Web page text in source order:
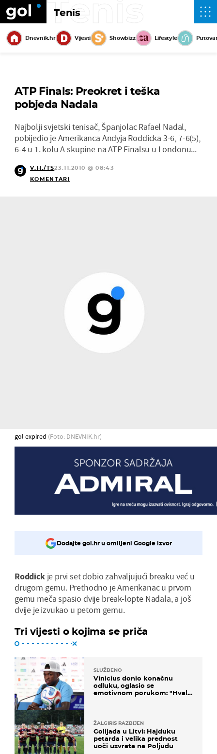
Tenis
Tenis
Dnevnik.hr Vijesti Showbizz Lifestyle
ATP Finals: Preokret i teška
pobjeda Nadala
Najbolji svjetski tenisač, Španjolac Rafael Nadal,
pobijedio je Amerikanca Andyja Roddicka 3-6, 7-6(5),
6-4 u 1. kolu A skupine na ATP Finalsu u Londonu...
V.H./TS23.11.2010 @ 08:43
KOMENTARI
gol expired (Foto: DNEVNIK.hr)
Dodajte gol.hr u omiljeni Google izvor
Roddickje prvi set dobio zahvaljujući breaku već u
drugom gemu. Prethodno je Amerikanac u prvom
gemu meča spasio dvije break-lopte Nadala, a još
dvije je izvukao u petom gemu.
Tri vijesti o kojima se priča
SLUŽBENO
Vinicius donio konačnu
odluku, oglasio se
emotivnom porukom: "Hvala
ŽALGIRIS RAZBIJEN
Golijada u Litvi: Hajduku
petarda i velika prednost
uoči uzvrata na Poljudu